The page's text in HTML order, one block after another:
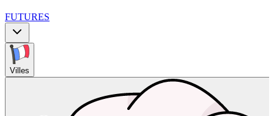
FUTURES
Villes